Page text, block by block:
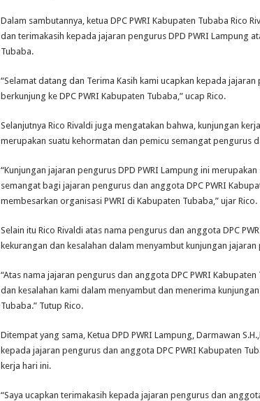
Dalam sambutannya, ketua DPC PWRI Kabupaten Tubaba Rico
dan terimakasih kepada jajaran pengurus DPD PWRI Lampung
Tubaba.
“Selamat datang dan Terima Kasih kami ucapkan kepada jajaran
berkunjung ke DPC PWRI Kabupaten Tubaba,” ucap Rico.
Selanjutnya Rico Rivaldi juga mengatakan bahwa, kunjungan
merupakan suatu kehormatan dan pemicu semangat pengurus
“Kunjungan jajaran pengurus DPD PWRI Lampung ini
semangat bagi jajaran pengurus dan anggota DPC PWRI
membesarkan organisasi PWRI di Kabupaten Tubaba,” ujar Rico.
Selain itu Rico Rivaldi atas nama pengurus dan anggota DPC
kekurangan dan kesalahan dalam menyambut kunjungan jajaran
“Atas nama jajaran pengurus dan anggota DPC PWRI
dan kesalahan kami dalam menyambut dan menerima
Tubaba.” Tutup Rico.
Ditempat yang sama, Ketua DPD PWRI Lampung, Darmawan
kepada jajaran pengurus dan anggota DPC PWRI Kabupaten
kerja hari ini.
“Saya ucapkan terimakasih kepada jajaran pengurus dan